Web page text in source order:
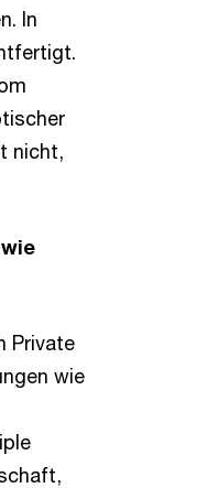
In
nicht,
Private
wie